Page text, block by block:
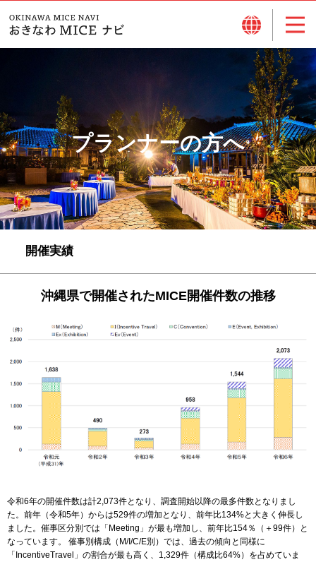
プランナーの方へ
開催実績
沖縄県で開催されたMICE開催件数の推移
令和6年の開催件数は計2,073件となり、調査開始以降の最多件数となりまし
た。前年（令和5年）からは529件の増加となり、前年比134%と大きく伸長し
ました。催事区分別では「Meeting」が最も増加し、前年比154％（＋99件）と
なっています。 催事別構成（M/I/C/E別）では、過去の傾向と同様に
「IncentiveTravel」の割合が最も高く、1,329件（構成比64%）を占めていま